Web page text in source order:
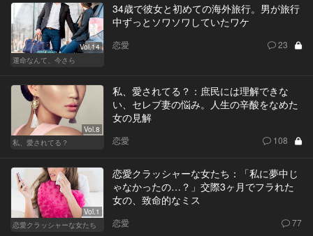
Vol.14
運命なんて、今さら
34歳で彼女と初めての海外旅行。男が旅行
中ずっとソワソワしていたワケ
恋愛 23
Vol.8
私、愛されてる？
私、愛されてる？：庶民には理解できな
い、セレブ妻の悩み。人生の辛酸をなめた
女の見解
恋愛 108
Vol.1
恋愛クラッシャーな女たち
恋愛クラッシャーな女たち：「私に夢中じ
ゃなかったの…？」交際3ヶ月でフラれた
女の、致命的なミス
恋愛 77